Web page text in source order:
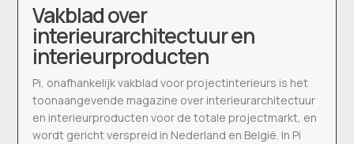
Vakblad over
interieurarchitectuur en
interieurproducten
Pi, onafhankelijk vakblad voor projectinterieurs is het
toonaangevende magazine over interieurarchitectuur
en interieurproducten voor de totale projectmarkt, en
wordt gericht verspreid in Nederland en België. In Pi